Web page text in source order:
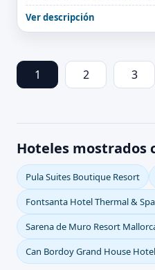
Ver descripción
1 2 3
Hoteles mostrados
Pula Suites Boutique Resort
Fontsanta Hotel Thermal &
Sarena de Muro Resort
Can Bordoy Grand House